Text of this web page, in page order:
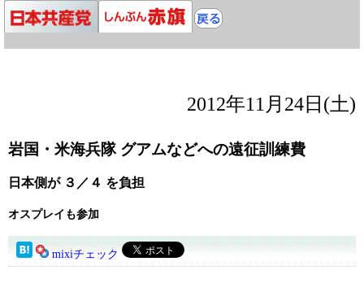
2012年11月24日(土)
岩国・米海兵隊 グアムなどへの遠征訓練費
日本側が ３／４ を負担
オスプレイも参加
mixiチェック